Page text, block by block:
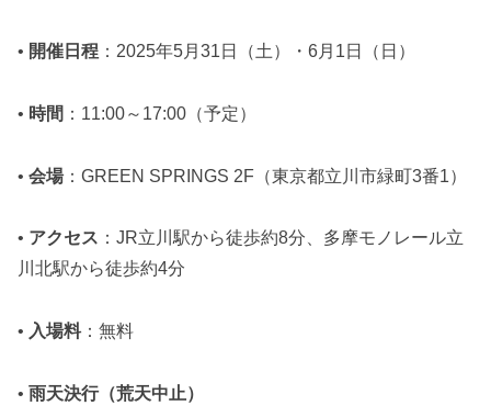
• 開催日程 ：2025年5月31日（土）・6月1日（日）
• 時間 ：11:00～17:00（予定）
• 会場：GREEN SPRINGS 2F（東京都立川市緑町3番1）
• アクセス ：JR立川駅から徒歩約8分、多摩モノレール立
川北駅から徒歩約4分
• 入場料：無料
• 雨天決行（荒天中止）